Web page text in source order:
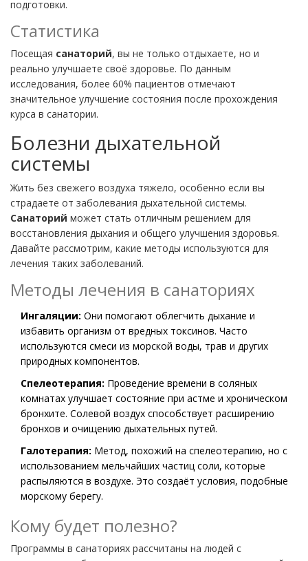
подготовки.
Статистика
Посещая санаторий, вы не только отдыхаете, но и
реально улучшаете своё здоровье. По данным
исследования, более 60% пациентов отмечают
значительное улучшение состояния после прохождения
курса в санатории.
Болезни дыхательной
системы
Жить без свежего воздуха тяжело, особенно если вы
страдаете от заболевания дыхательной системы.
Санаторий может стать отличным решением для
восстановления дыхания и общего улучшения здоровья.
Давайте рассмотрим, какие методы используются для
лечения таких заболеваний.
Методы лечения в санаториях
Ингаляции: Они помогают облегчить дыхание и
избавить организм от вредных токсинов. Часто
используются смеси из морской воды, трав и других
природных компонентов.
Спелеотерапия: Проведение времени в соляных
комнатах улучшает состояние при астме и хроническом
бронхите. Солевой воздух способствует расширению
бронхов и очищению дыхательных путей.
Галотерапия: Метод, похожий на спелеотерапию, но с
использованием мельчайших частиц соли, которые
распыляются в воздухе. Это создаёт условия, подобные
морскому берегу.
Кому будет полезно?
Программы в санаториях рассчитаны на людей с